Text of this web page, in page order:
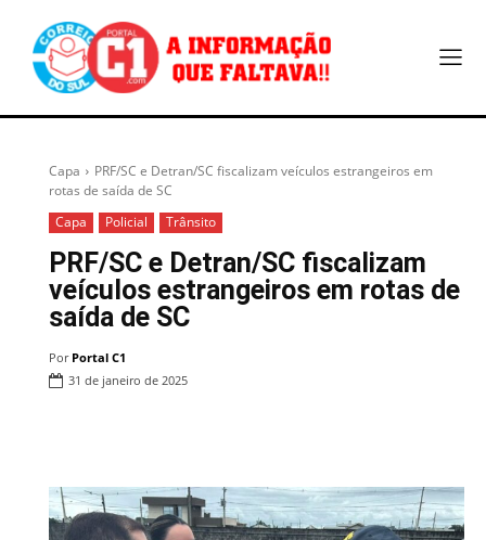
Capa
PRF/SC e Detran/SC fiscalizam veículos estrangeiros em
rotas de saída de SC
Capa
Policial Trânsito
PRF/SC e Detran/SC fiscalizam
veículos estrangeiros em rotas de
saída de SC
Por Portal C1
31 de janeiro de 2025